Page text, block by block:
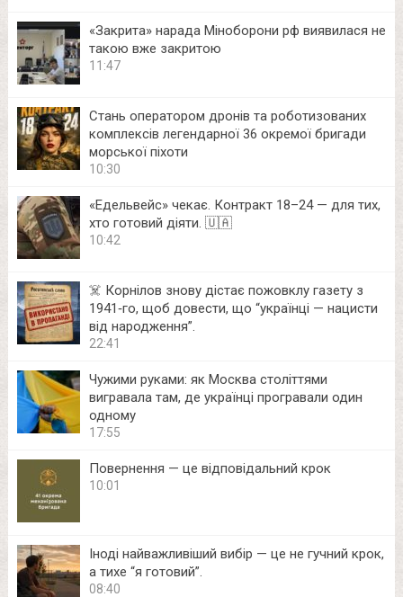
«Закрита» нарада Міноборони рф виявилася не
такою вже закритою
11:47
Стань оператором дронів та роботизованих
комплексів легендарної 36 окремої бригади
морської піхоти
10:30
«Едельвейс» чекає. Контракт 18–24 — для тих,
хто готовий діяти. 🇺🇦
10:42
☠️ Корнілов знову дістає пожовклу газету з
1941‑го, щоб довести, що “українці — нацисти
від народження”.
22:41
Чужими руками: як Москва століттями
вигравала там, де українці програвали один
одному
17:55
Повернення — це відповідальний крок
10:01
Іноді найважливіший вибір — це не гучний крок,
а тихе “я готовий”.
08:40